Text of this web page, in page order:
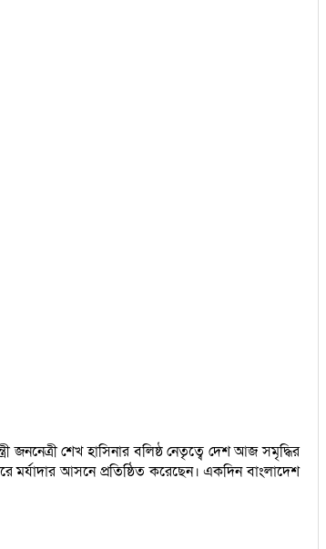
জননেত্রী শেখ হাসিনার বলিষ্ঠ নেতৃত্বে দেশ আজ সমৃদ্ধির
মর্যাদার আসনে প্রতিষ্ঠিত করেছেন। একদিন বাংলাদেশ